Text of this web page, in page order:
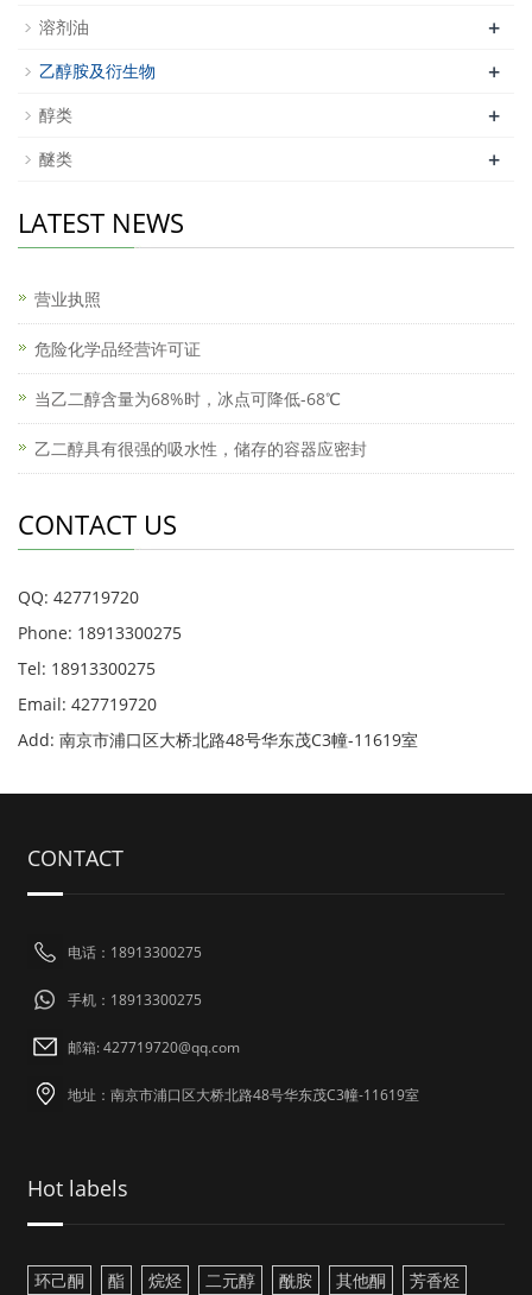
溶剂油 +
乙醇胺及衍生物 +
醇类 +
醚类 +
LATEST NEWS
营业执照
危险化学品经营许可证
当乙二醇含量为68%时，冰点可降低-68℃
乙二醇具有很强的吸水性，储存的容器应密封
CONTACT US
QQ: 427719720
Phone: 18913300275
Tel: 18913300275
Email: 427719720
Add: 南京市浦口区大桥北路48号华东茂C3幢-11619室
CONTACT
电话：18913300275
手机：18913300275
邮箱: 427719720@qq.com
地址：南京市浦口区大桥北路48号华东茂C3幢-11619室
Hot labels
环己酮 酯 烷烃 二元醇 酰胺 其他酮 芳香烃